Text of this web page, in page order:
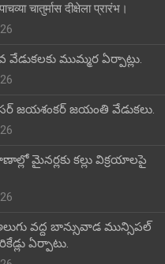
चातुर्मास दीक्षेला प्रारंभ।
ముమ్మర ఏర్పాట్లు.
జయశంకర్ జయంతి వేడుకలు.
మైనర్లకు కల్లు విక్రయాలపై
వద్ద బాన్సువాడ మున్సిపల్
ఏర్పాటు.